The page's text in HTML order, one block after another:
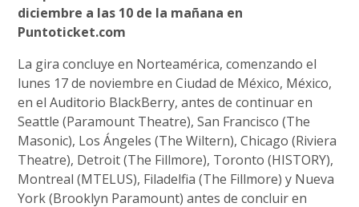
diciembre a las 10 de la mañana en
Puntoticket.com
La gira concluye en Norteamérica, comenzando el
lunes 17 de noviembre en Ciudad de México, México,
en el Auditorio BlackBerry, antes de continuar en
Seattle (Paramount Theatre), San Francisco (The
Masonic), Los Ángeles (The Wiltern), Chicago (Riviera
Theatre), Detroit (The Fillmore), Toronto (HISTORY),
Montreal (MTELUS), Filadelfia (The Fillmore) y Nueva
York (Brooklyn Paramount) antes de concluir en